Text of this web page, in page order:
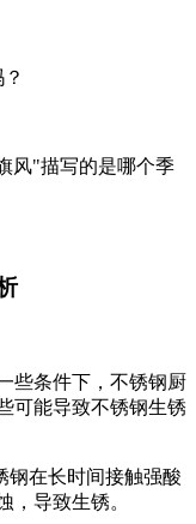
风"描写的是哪个季
些条件下，不锈钢厨
可能导致不锈钢生锈
钢在长时间接触强酸
，导致生锈。